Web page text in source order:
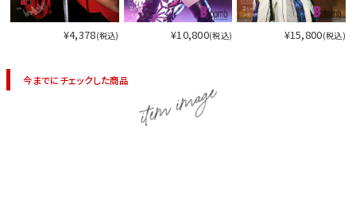
¥4,378(税込) ¥10,800(税込) ¥15,800(税込)
今までにチェックした商品 item image